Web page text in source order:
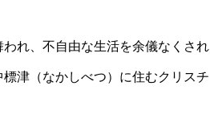
れ、不自由な生活を余儀なくされ
津（なかしべつ）に住むクリスチ